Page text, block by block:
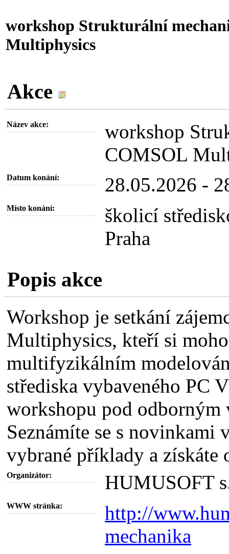
workshop Strukturální
Multiphysics
Akce
Název akce:
workshop
COMSOL
Datum konání: 28.05.2026 -
Místo konání:
školicí
Praha
Popis akce
Workshop je setkání
Multiphysics, kteří si
multifyzikálním
střediska vybaveného PC
workshopu pod odborným
Seznámíte se s novinkami
vybrané příklady a získáte
Organizátor: HUMUSOFT
WWW stránka:
http://
mechanika